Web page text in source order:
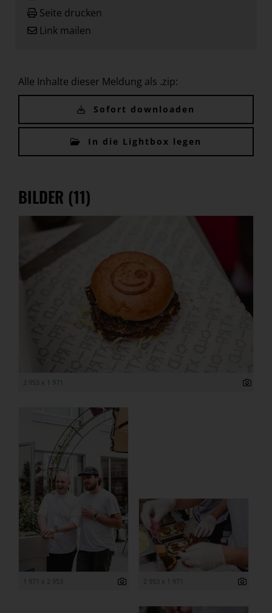
Seite drucken
Link mailen
Alle Inhalte dieser Meldung als .zip:
Sofort downloaden
In die Lightbox legen
BILDER (11)
2 953 x 1 971
1 971 x 2 953 2 953 x 1 971